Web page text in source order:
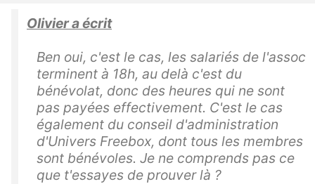
Olivier a écrit
Ben oui, c'est le cas, les salariés de l'assoc
terminent à 18h, au delà c'est du
bénévolat, donc des heures qui ne sont
pas payées effectivement. C'est le cas
également du conseil d'administration
d'Univers Freebox, dont tous les membres
sont bénévoles. Je ne comprends pas ce
que t'essayes de prouver là ?